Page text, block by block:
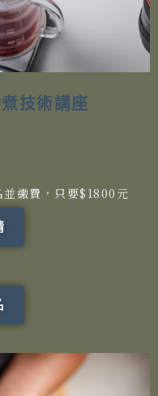
技術講座
繳費，只要$1800元